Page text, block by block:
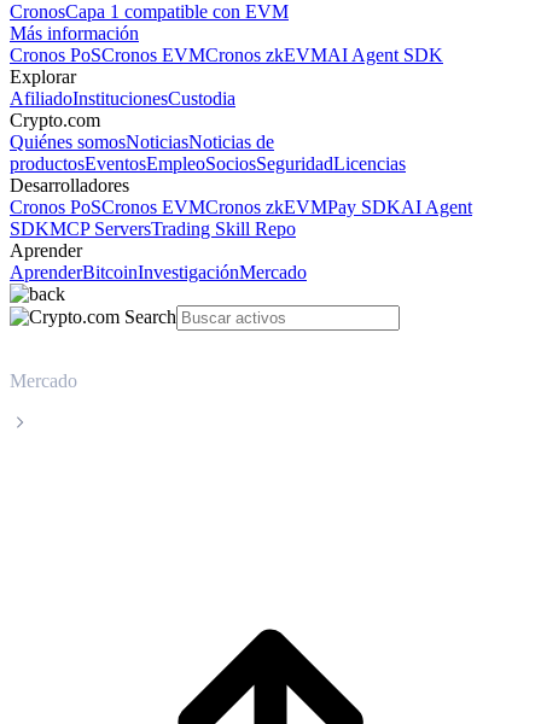
CronosCapa 1 compatible con EVM
Más información
Cronos PoSCronos EVMCronos zkEVMAI Agent SDK
Explorar
AfiliadoInstitucionesCustodia
Crypto.com
Quiénes somosNoticiasNoticias de
productosEventosEmpleoSociosSeguridadLicencias
Desarrolladores
Cronos PoSCronos EVMCronos zkEVMPay SDKAI Agent
SDKMCP ServersTrading Skill Repo
Aprender
AprenderBitcoinInvestigaciónMercado
Mercado